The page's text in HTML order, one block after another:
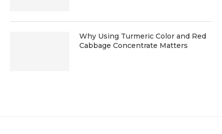
Why Using Turmeric Color and Red
Cabbage Concentrate Matters